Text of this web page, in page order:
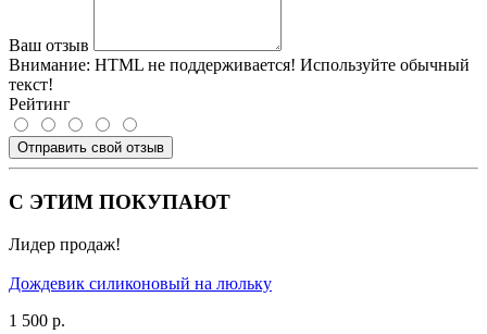
Ваш отзыв
Внимание: HTML не поддерживается! Используйте обычный
текст!
Рейтинг
Отправить свой отзыв
С ЭТИМ ПОКУПАЮТ
Лидер продаж!
Дождевик силиконовый на люльку
1 500 р.